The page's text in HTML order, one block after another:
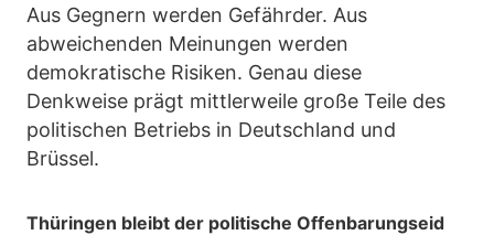
Aus Gegnern werden Gefährder. Aus
abweichenden Meinungen werden
demokratische Risiken. Genau diese
Denkweise prägt mittlerweile große Teile des
politischen Betriebs in Deutschland und
Brüssel.
Thüringen bleibt der politische Offenbarungseid